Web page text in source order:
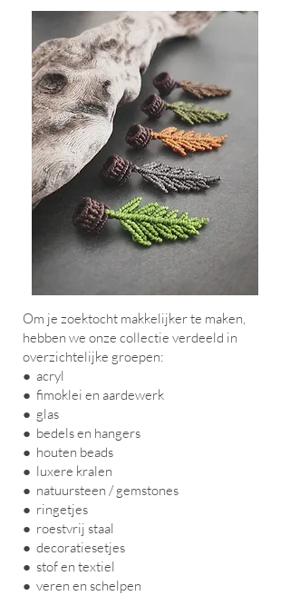
Om je zoektocht makkelijker te maken,
hebben we onze collectie verdeeld in
overzichtelijke groepen:
● acryl
● fimoklei en aardewerk
● glas
● bedels en hangers
● houten beads
● luxere kralen
● natuursteen / gemstones
● ringetjes
● roestvrij staal
● decoratiesetjes
● stof en textiel
● veren en schelpen